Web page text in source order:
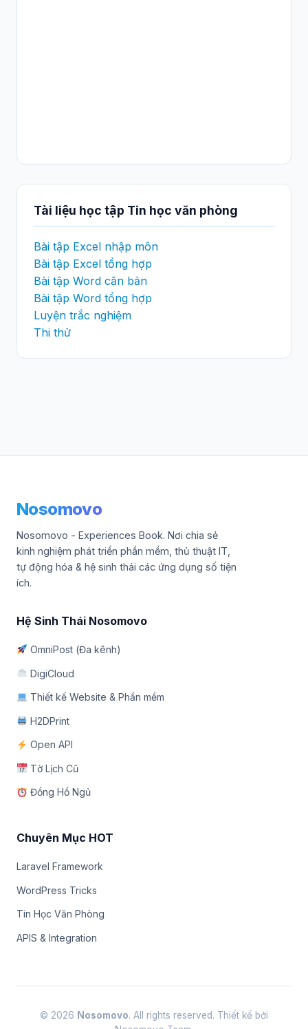
Tài liệu học tập Tin học văn phòng
Bài tập Excel nhập môn
Bài tập Excel tổng hợp
Bài tập Word căn bản
Bài tập Word tổng hợp
Luyện trắc nghiệm
Thi thử
Nosomovo
Nosomovo - Experiences Book. Nơi chia sẻ
kinh nghiệm phát triển phần mềm, thủ thuật IT,
tự động hóa & hệ sinh thái các ứng dụng số tiện
ích.
Hệ Sinh Thái Nosomovo
OmniPost (Đa kênh)
DigiCloud
Thiết kế Website & Phần mềm
H2DPrint
Open API
Tờ Lịch Cũ
Đồng Hồ Ngủ
Chuyên Mục HOT
Laravel Framework
WordPress Tricks
Tin Học Văn Phòng
APIS & Integration
© 2026 Nosomovo. All rights reserved. Thiết kế bởi